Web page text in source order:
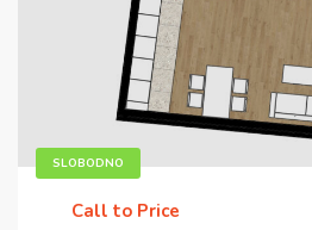
SLOBODNO
Call to Price